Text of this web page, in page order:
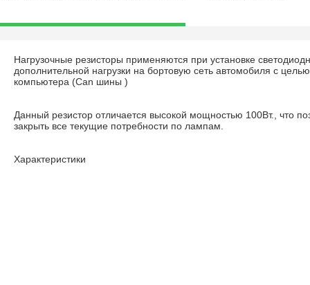
Нагрузочные резисторы применяются при установке
дополнительной нагрузки на бортовую сеть автомобиля с
компьютера (Can шины )
Данный резистор отличается высокой мощностью 100Вт., что
закрыть все текущие потребности по лампам.
Характеристики